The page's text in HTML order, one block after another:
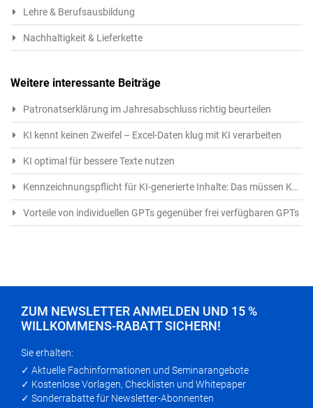
Lehre & Berufsausbildung
Nachhaltigkeit & Lieferkette
Weitere interessante Beiträge
Patronatserklärung im Jahresabschluss richtig beurteilen
KI kennt keinen Zweifel – Excel-Daten klug mit KI verarbeiten
KI optimal für bessere Texte nutzen
Kennzeichnungspflicht für KI-generierte Inhalte: Das müssen Kreative ab 1.8.2026 beachten
Vorteile von individuellen GPTs gegenüber frei verfügbaren GPTs
ZUM NEWSLETTER ANMELDEN UND 15 %
WILLKOMMENS-RABATT SICHERN!
Sie erhalten:
✓ Aktuelle Fachinformationen und Seminarangebote
✓ Kostenlose Vorlagen, Checklisten und Whitepaper
✓ Sonderrabatte für Newsletter-Abonnenten